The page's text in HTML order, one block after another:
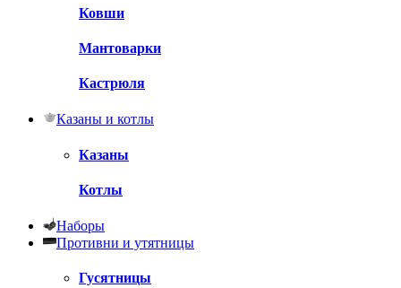
Ковши
Мантоварки
Кастрюля
Казаны и котлы
Казаны
Котлы
Наборы
Противни и утятницы
Гусятницы